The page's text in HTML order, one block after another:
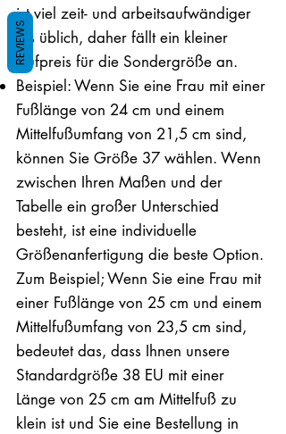
ist viel zeit- und arbeitsaufwändiger
als üblich, daher fällt ein kleiner
Aufpreis für die Sondergröße an.
Beispiel: Wenn Sie eine Frau mit einer
Fußlänge von 24 cm und einem
Mittelfußumfang von 21,5 cm sind,
können Sie Größe 37 wählen. Wenn
zwischen Ihren Maßen und der
Tabelle ein großer Unterschied
besteht, ist eine individuelle
Größenanfertigung die beste Option.
Zum Beispiel; Wenn Sie eine Frau mit
einer Fußlänge von 25 cm und einem
Mittelfußumfang von 23,5 cm sind,
bedeutet das, dass Ihnen unsere
Standardgröße 38 EU mit einer
Länge von 25 cm am Mittelfuß zu
klein ist und Sie eine Bestellung in
REVIEWS